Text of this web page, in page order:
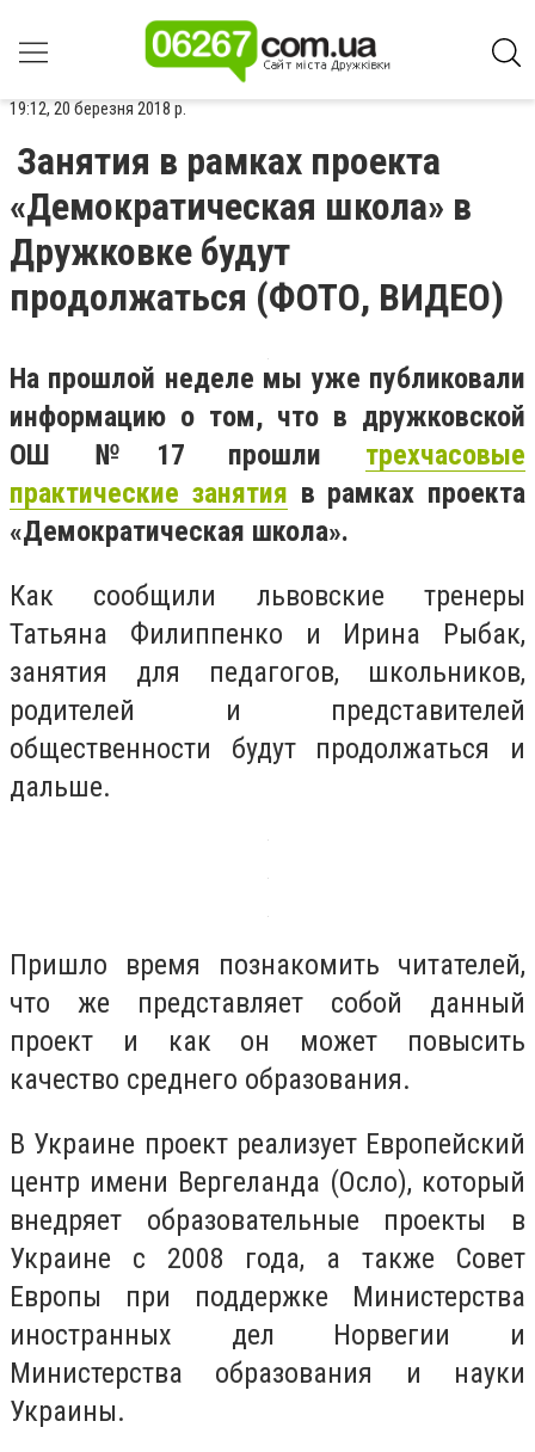
19:12, 20 березня 2018 р.
Занятия в рамках проекта
«Демократическая школа» в
Дружковке будут
продолжаться (ФОТО, ВИДЕО)
На прошлой неделе мы уже публиковали
информацию о том, что в дружковской
ОШ №17 прошли трехчасовые
практические занятия в рамках проекта
«Демократическая школа».
Как сообщили львовские тренеры
Татьяна Филиппенко и Ирина Рыбак,
занятия для педагогов, школьников,
родителей и представителей
общественности будут продолжаться и
дальше.
Пришло время познакомить читателей,
что же представляет собой данный
проект и как он может повысить
качество среднего образования.
В Украине проект реализует Европейский
центр имени Вергеланда (Осло), который
внедряет образовательные проекты в
Украине с 2008 года, а также Совет
Европы при поддержке Министерства
иностранных дел Норвегии и
Министерства образования и науки
Украины.